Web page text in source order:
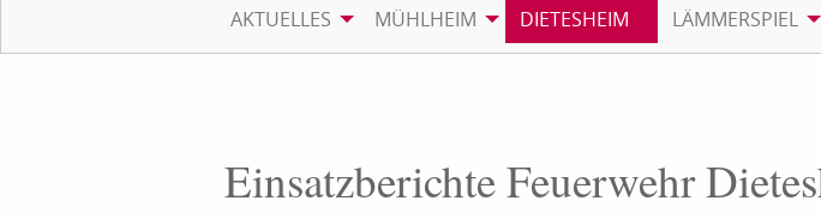
AKTUELLES MÜHLHEIM DIETESHEIM LÄMMERSPIEL
Einsatzberichte Feuerwehr